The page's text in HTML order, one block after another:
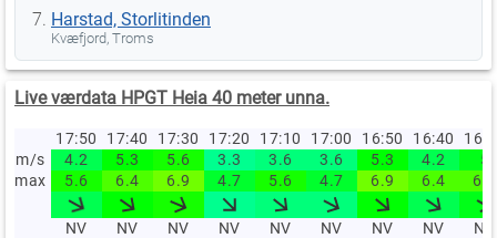
Harstad, Storlitinden
Kvæfjord, Troms
Live værdata HPGT Heia 40 meter unna.
17:50 17:40 17:30 17:20 17:10 17:00 16:50 16:40
m/s
4.2 5.3 5.6 3.3 3.6 3.6 5.3 4.2
5
max
5.6 6.4 6.9 4.7 5.6 4.7 6.9 6.4 6.4
NV
NV
NV
NV
NV
NV
NV
NV
NV